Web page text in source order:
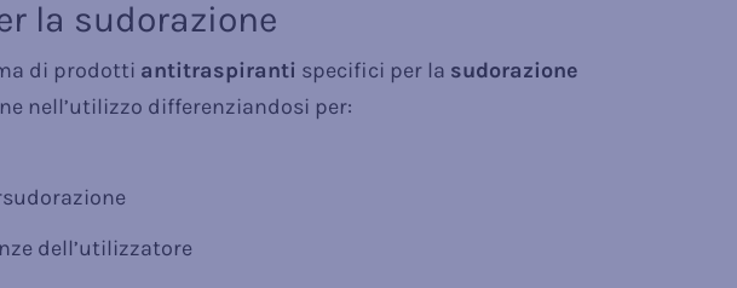
la sudorazione
di prodotti antitraspiranti specifici per la sudorazione
nell’utilizzo differenziandosi per:
dell’utilizzatore